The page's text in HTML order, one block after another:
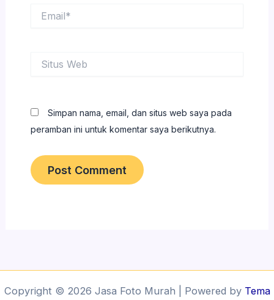
Web
Simpan nama, email, dan situs web saya pada
peramban ini untuk komentar saya berikutnya.
Copyright © 2026 Jasa Foto Murah | Powered by Tema